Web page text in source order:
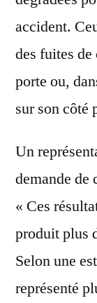
accident.
des fuites
porte ou,
sur son côté
Un
demande de
« Ces
produit plus
Selon une
représenté